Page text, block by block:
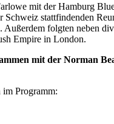
mit der Hamburg
Schweiz stattfindenden
folgten neben
Empire in London.
mit der Norman
Programm: